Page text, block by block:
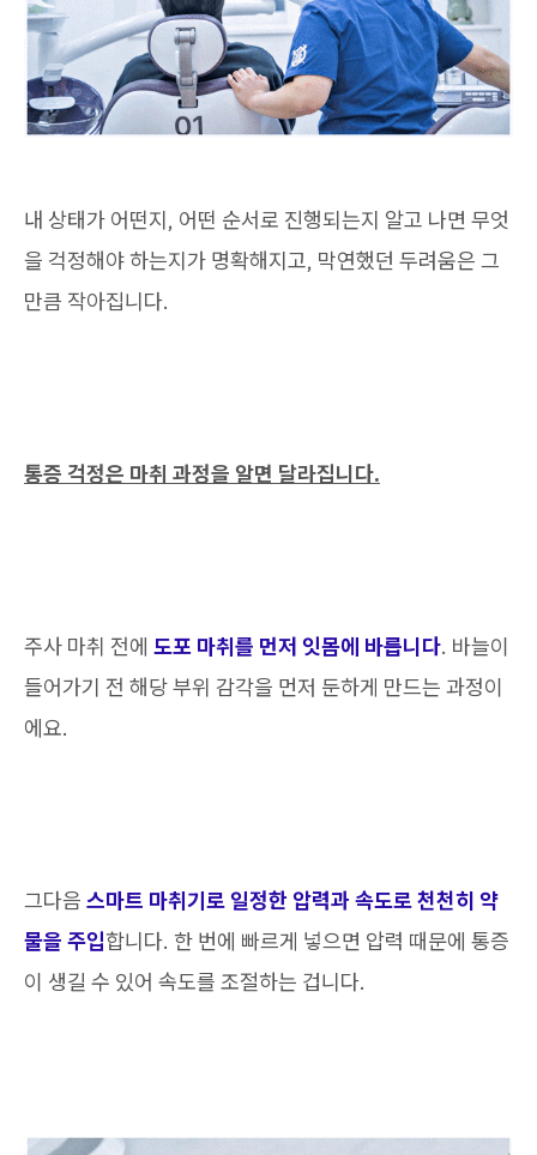
내 상태가 어떤지, 어떤 순서로 진행되는지 알고 나면 무엇
을 걱정해야 하는지가 명확해지고, 막연했던 두려움은 그
만큼 작아집니다.
통증 걱정은 마취 과정을 알면 달라집니다.
주사 마취 전에 도포 마취를 먼저 잇몸에 바릅니다. 바늘이
들어가기 전 해당 부위 감각을 먼저 둔하게 만드는 과정이
에요.
그다음 스마트 마취기로 일정한 압력과 속도로 천천히 약
물을 주입합니다. 한 번에 빠르게 넣으면 압력 때문에 통증
이 생길 수 있어 속도를 조절하는 겁니다.